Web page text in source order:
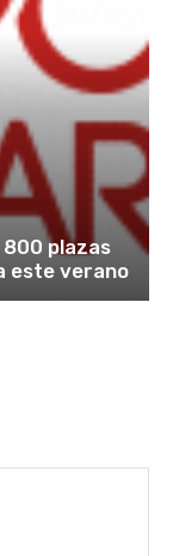
plazas
este verano